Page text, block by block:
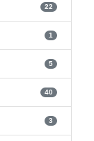
22
1
5
40
3